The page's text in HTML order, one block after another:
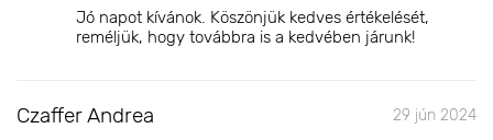
Jó napot kívánok. Köszönjük kedves értékelését,
reméljük, hogy továbbra is a kedvében járunk!
Czaffer Andrea 29 jún 2024